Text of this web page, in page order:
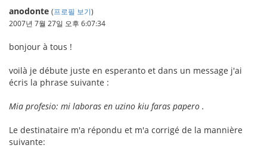
anodonte (프로필 보기)
2007년 7월 27일 오후 6:07:34
bonjour à tous !
voilà je débute juste en esperanto et dans un message j'ai
écris la phrase suivante :
Mia profesio: mi laboras en uzino kiu faras papero .
Le destinataire m'a répondu et m'a corrigé de la mannière
suivante: